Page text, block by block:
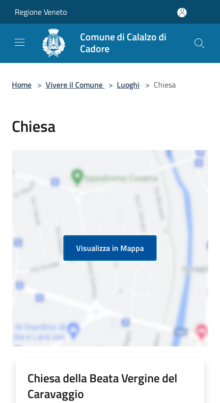
Regione Veneto
Comune di Calalzo di
Cadore
Home > Vivere il Comune > Luoghi > Chiesa
Chiesa
Visualizza in Mappa
Chiesa della Beata Vergine del
Caravaggio